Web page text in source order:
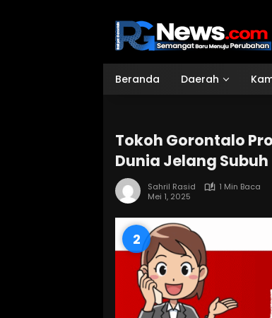
Beranda Daerah
Tokoh Gorontalo
Dunia Jelang Subuh
Sahril Rasid
1 Min Baca
Mei 1, 2025
1